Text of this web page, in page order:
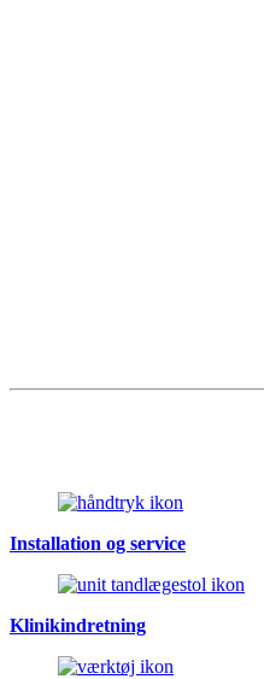
Installation og service
Klinikindretning